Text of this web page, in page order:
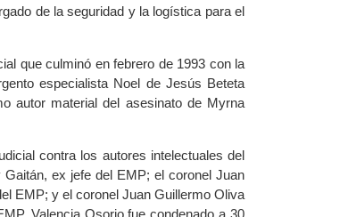
de la seguridad y la logística para el
que culminó en febrero de 1993 con la
especialista Noel de Jesús Beteta
autor material del asesinato de Myrna
contra los autores intelectuales del
ex jefe del EMP; el coronel Juan
EMP; y el coronel Juan Guillermo Oliva
Valencia Osorio fue condenado a 30